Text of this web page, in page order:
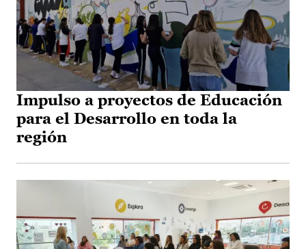
Impulso a proyectos de Educación
para el Desarrollo en toda la
región